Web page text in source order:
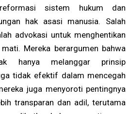
sistem hukum dan
hak asasi manusia. Salah
advokasi untuk menghentikan
Mereka berargumen bahwa
hanya melanggar prinsip
tidak efektif dalam mencegah
juga menyoroti pentingnya
transparan dan adil, terutama